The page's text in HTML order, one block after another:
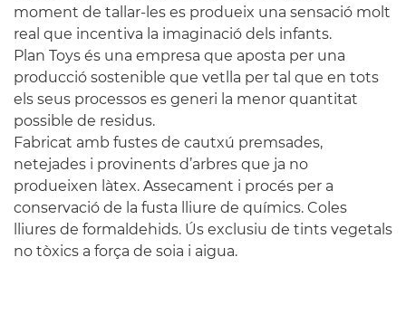
moment de tallar-les es produeix una sensació molt
real que incentiva la imaginació dels infants.
Plan Toys és una empresa que aposta per una
producció sostenible que vetlla per tal que en tots
els seus processos es generi la menor quantitat
possible de residus.
Fabricat amb fustes de cautxú premsades,
netejades i provinents d’arbres que ja no
produeixen làtex. Assecament i procés per a
conservació de la fusta lliure de químics. Coles
lliures de formaldehids. Ús exclusiu de tints vegetals
no tòxics a força de soia i aigua.